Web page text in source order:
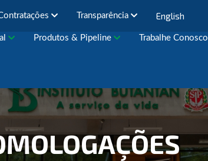
Transparência English
Produtos & Pipeline Trabalhe Conosco